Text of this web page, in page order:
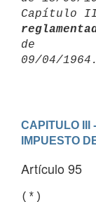
de
CAPITULO III
IMPUESTO
Artículo 95
(*)